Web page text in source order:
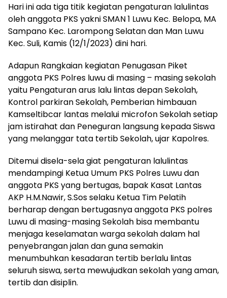
Hari ini ada tiga titik kegiatan pengaturan lalulintas
oleh anggota PKS yakni SMAN 1 Luwu Kec. Belopa, MA
Sampano Kec. Larompong Selatan dan Man Luwu
Kec. Suli, Kamis (12/1/2023) dini hari.
Adapun Rangkaian kegiatan Penugasan Piket
anggota PKS Polres luwu di masing – masing sekolah
yaitu Pengaturan arus lalu lintas depan Sekolah,
Kontrol parkiran Sekolah, Pemberian himbauan
Kamseltibcar lantas melalui microfon Sekolah setiap
jam istirahat dan Peneguran langsung kepada Siswa
yang melanggar tata tertib Sekolah, ujar Kapolres.
Ditemui disela-sela giat pengaturan lalulintas
mendampingi Ketua Umum PKS Polres Luwu dan
anggota PKS yang bertugas, bapak Kasat Lantas
AKP H.M.Nawir, S.Sos selaku Ketua Tim Pelatih
berharap dengan bertugasnya anggota PKS polres
Luwu di masing-masing Sekolah bisa membantu
menjaga keselamatan warga sekolah dalam hal
penyebrangan jalan dan guna semakin
menumbuhkan kesadaran tertib berlalu lintas
seluruh siswa, serta mewujudkan sekolah yang aman,
tertib dan disiplin.